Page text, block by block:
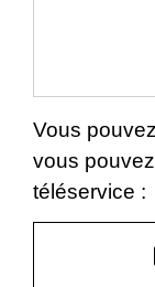
Vous
vous
téléservice :